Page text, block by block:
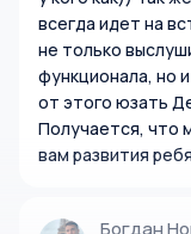
всегда идет на
не только
функционала, но
от этого юзать
Получается, что
вам развития
Богдан